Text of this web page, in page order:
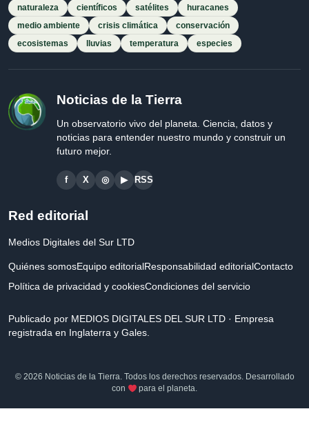
naturaleza
científicos satélites
huracanes
medio ambiente
crisis climática
conservación
ecosistemas
lluvias temperatura especies
Noticias de la Tierra
Un observatorio vivo del planeta. Ciencia, datos y
noticias para entender nuestro mundo y construir un
futuro mejor.
f X ◎ ▶ RSS
Red editorial
Medios Digitales del Sur LTD
Quiénes somosEquipo editorialResponsabilidad editorialContacto
Política de privacidad y cookiesCondiciones del servicio
Publicado por MEDIOS DIGITALES DEL SUR LTD · Empresa
registrada en Inglaterra y Gales.
© 2026 Noticias de la Tierra. Todos los derechos reservados. Desarrollado
con
para el planeta.